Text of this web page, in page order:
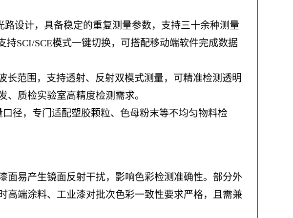
设计，具备稳定的重复测量参数，支持三十余种测量
SCI/SCE模式一键切换，可搭配移动端软件完成数据
长范围，支持透射、反射双模式测量，可精准检测透明
质检实验室高精度检测需求。
径，专门适配塑胶颗粒、色母粉末等不均匀物料检
面易产生镜面反射干扰，影响色彩检测准确性。部分外
高端涂料、工业漆对批次色彩一致性要求严格，且需兼